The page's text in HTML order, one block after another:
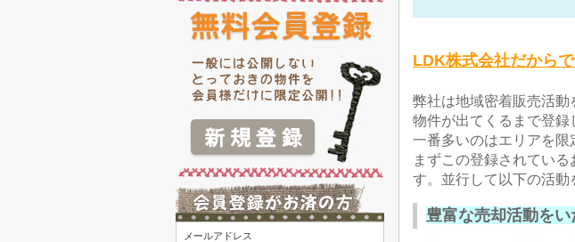
LDK株式会社だからで
弊社は地域密着販売活
物件が出てくるまで登録
一番多いのはエリアを限
まずこの登録されてい
す。並行して以下の活動
豊富な売却活動をい
メールアドレス